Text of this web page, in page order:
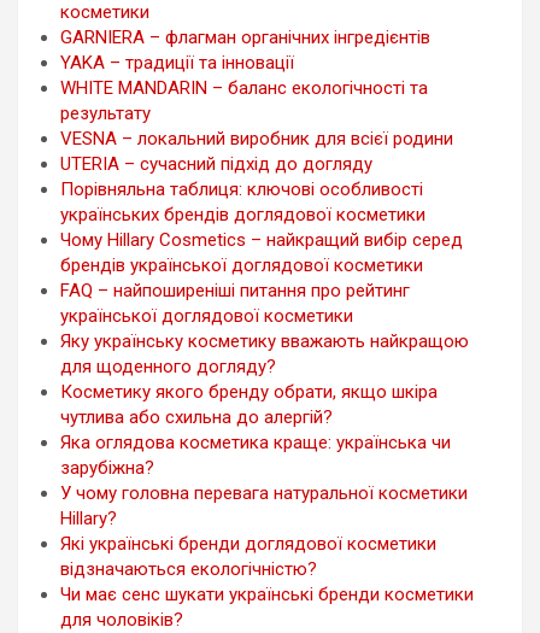
косметики
GARNIERA – флагман органічних інгредієнтів
YAKA – традиції та інновації
WHITE MANDARIN – баланс екологічності та
результату
VESNA – локальний виробник для всієї родини
UTERIA – сучасний підхід до догляду
Порівняльна таблиця: ключові особливості
українських брендів доглядової косметики
Чому Hillary Cosmetics – найкращий вибір серед
брендів української доглядової косметики
FAQ – найпоширеніші питання про рейтинг
української доглядової косметики
Яку українську косметику вважають найкращою
для щоденного догляду?
Косметику якого бренду обрати, якщо шкіра
чутлива або схильна до алергій?
Яка оглядова косметика краще: українська чи
зарубіжна?
У чому головна перевага натуральної косметики
Hillary?
Які українські бренди доглядової косметики
відзначаються екологічністю?
Чи має сенс шукати українські бренди косметики
для чоловіків?